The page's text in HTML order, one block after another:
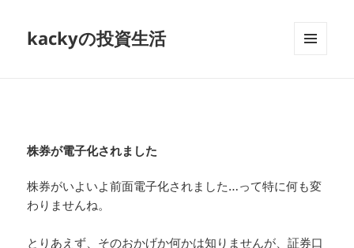
kackyの投資生活
株券が電子化されました
株券がいよいよ前面電子化されました…って特に何も変
わりませんね。
とりあえず、そのおかげか何かは知りませんが、証券口